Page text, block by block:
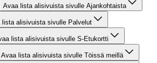
Avaa lista alisivuista sivulle Ajankohtaista
lista alisivuista sivulle Palvelut
lista alisivuista sivulle S-Etukortti
Avaa lista alisivuista sivulle Töissä meillä